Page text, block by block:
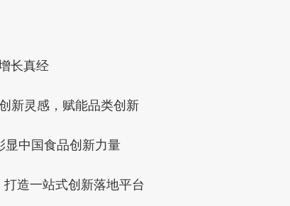
长真经
新灵感，赋能品类创新
显中国食品创新力量
造一站式创新落地平台